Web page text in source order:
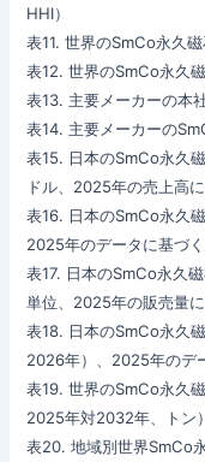
HHI）
表11. 世界のSmCo永久
表12. 世界のSmCo永久
表13. 主要メーカーの本
表14. 主要メーカーの
表15. 日本のSmCo永久
ドル、2025年の売上高
表16. 日本のSmCo永久
2025年のデータに基づく
表17. 日本のSmCo永久
単位、2025年の販売量に
表18. 日本のSmCo永久
2026年）、2025年のデ
表19. 世界のSmCo永久
2025年対2032年、トン）
表20. 地域別世界SmCo